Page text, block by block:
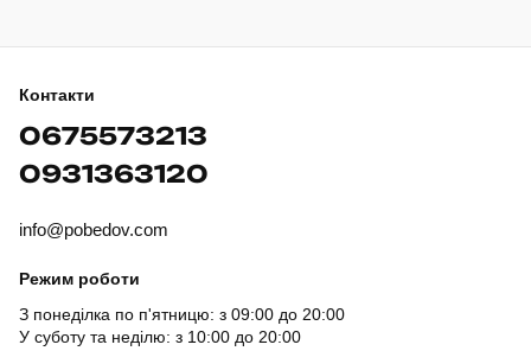
Контакти
0675573213
0931363120
info@pobedov.com
Режим роботи
З понеділка по п'ятницю: з 09:00 до 20:00
У суботу та неділю: з 10:00 до 20:00